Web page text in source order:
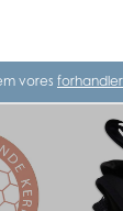
vores